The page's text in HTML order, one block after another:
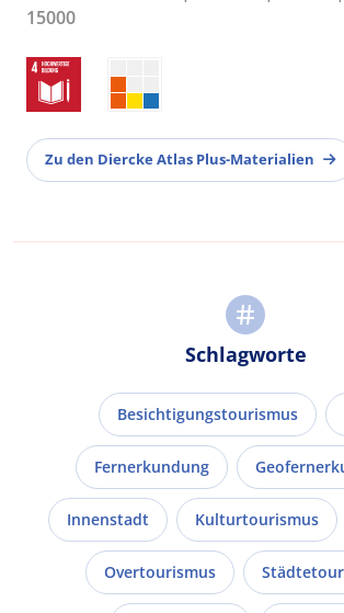
15000
Zu den Diercke Atlas Plus-Materialien
Schlagworte
Besichtigungstourismus
Fernerkundung
Innenstadt Kulturtourismus
Overtourismus